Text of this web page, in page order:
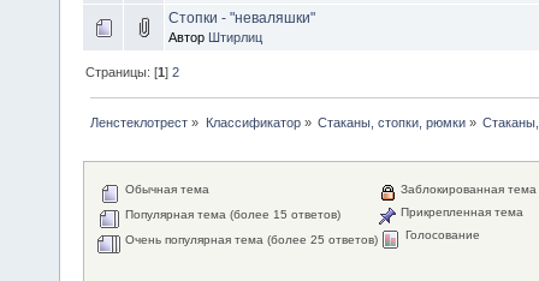
Стопки - "неваляшки"
Автор Штирлиц
Страницы: [1]2
Ленстеклотрест » Классификатор» Стаканы, стопки, рюмки»
Обычная тема
Популярная тема (более 15 ответов)
Очень популярная тема (более 25 ответов)
Заблокированная тема
Прикрепленная тема
Голосование